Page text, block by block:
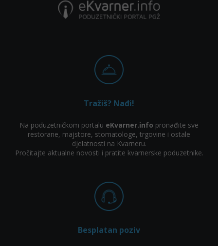
Tražiš? Nađi!
Na poduzetničkom portalu eKvarner.info pronađite sve
restorane, majstore, stomatologe, trgovine i ostale
djelatnosti na Kvarneru.
Pročitajte aktualne novosti i pratite kvarnerske poduzetnike.
Besplatan poziv